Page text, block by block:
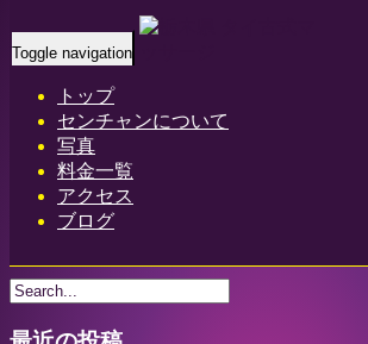
Toggle navigation
トップ
センチャンについて
写真
料金一覧
アクセス
ブログ
Home -お得な…
お得なキャンペーン 栃木県 小山 タイ古式
チャン